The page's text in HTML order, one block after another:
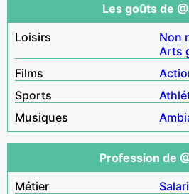
Les goûts de
Loisirs
Non
Arts
Films
Sports
Musiques
Profession de
Métier